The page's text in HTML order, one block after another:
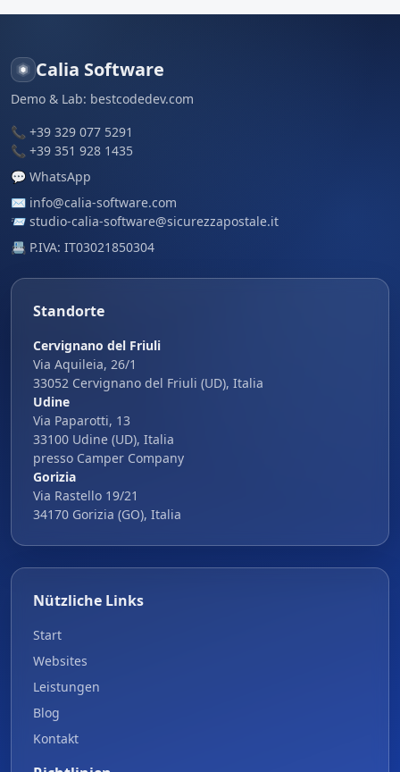
Calia Software
Demo & Lab: bestcodedev.com
📞 +39 329 077 5291
📞 +39 351 928 1435
💬 WhatsApp
✉️ info@calia-software.com
📨 studio-calia-software@sicurezzapostale.it
📇 P.IVA: IT03021850304
Standorte
Cervignano del Friuli
Via Aquileia, 26/1
33052 Cervignano del Friuli (UD), Italia
Udine
Via Paparotti, 13
33100 Udine (UD), Italia
presso Camper Company
Gorizia
Via Rastello 19/21
34170 Gorizia (GO), Italia
Nützliche Links
Start
Websites
Leistungen
Blog
Kontakt